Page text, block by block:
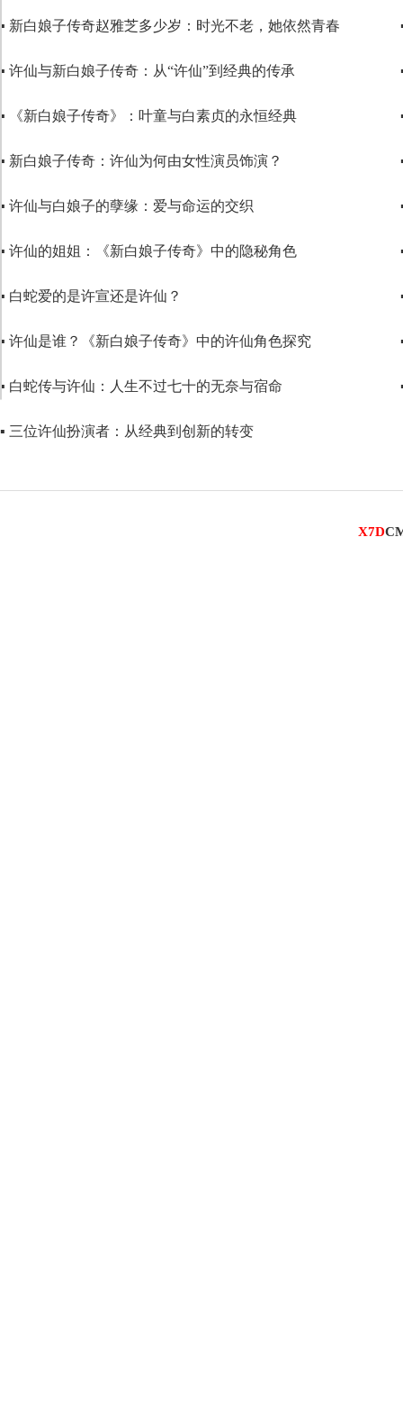
▪ 新白娘子传奇赵雅芝多少岁：时光不老，她依然青春
▪ 许仙与新白娘子传奇：从“许仙”到经典的传承
▪ 《新白娘子传奇》：叶童与白素贞的永恒经典
▪ 新白娘子传奇：许仙为何由女性演员饰演？
▪ 许仙与白娘子的孽缘：爱与命运的交织
▪ 许仙的姐姐：《新白娘子传奇》中的隐秘角色
▪ 白蛇爱的是许宣还是许仙？
▪ 许仙是谁？《新白娘子传奇》中的许仙角色探究
▪ 白蛇传与许仙：人生不过七十的无奈与宿命
▪ 三位许仙扮演者：从经典到创新的转变
X7D